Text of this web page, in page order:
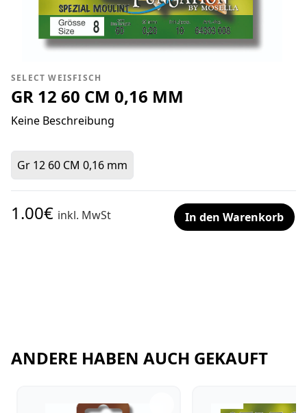
SELECT WEISFISCH
GR 12 60 CM 0,16 MM
Keine Beschreibung
Gr 12 60 CM 0,16 mm
1.00€ inkl. MwSt In den Warenkorb
ANDERE HABEN AUCH GEKAUFT